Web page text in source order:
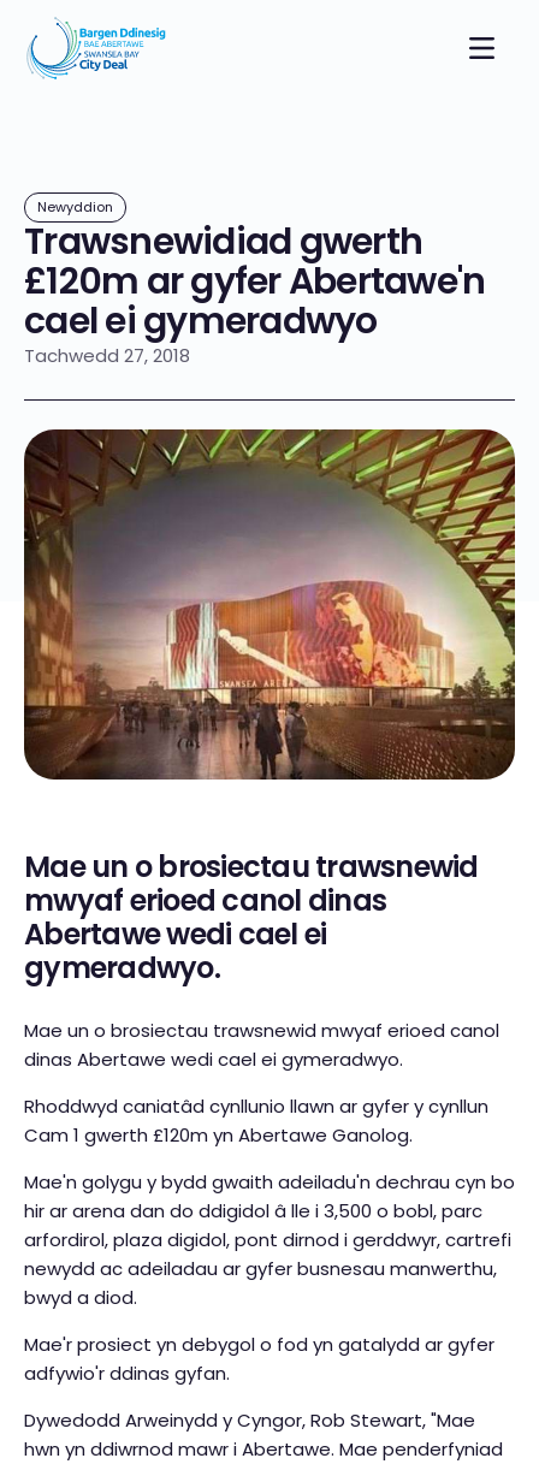
Newyddion
Trawsnewidiad gwerth
£120m ar gyfer Abertawe'n
cael ei gymeradwyo
Tachwedd 27, 2018
Mae un o brosiectau trawsnewid
mwyaf erioed canol dinas
Abertawe wedi cael ei
gymeradwyo.
Mae un o brosiectau trawsnewid mwyaf erioed canol
dinas Abertawe wedi cael ei gymeradwyo.
Rhoddwyd caniatâd cynllunio llawn ar gyfer y cynllun
Cam 1 gwerth £120m yn Abertawe Ganolog.
Mae'n golygu y bydd gwaith adeiladu'n dechrau cyn bo
hir ar arena dan do ddigidol â lle i 3,500 o bobl, parc
arfordirol, plaza digidol, pont dirnod i gerddwyr, cartrefi
newydd ac adeiladau ar gyfer busnesau manwerthu,
bwyd a diod.
Mae'r prosiect yn debygol o fod yn gatalydd ar gyfer
adfywio'r ddinas gyfan.
Dywedodd Arweinydd y Cyngor, Rob Stewart, "Mae
hwn yn ddiwrnod mawr i Abertawe. Mae penderfyniad